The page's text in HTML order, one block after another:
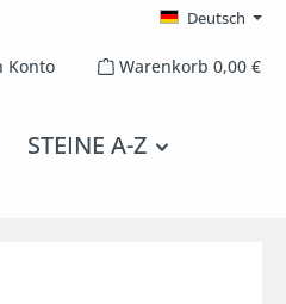
Deutsch
auf dem Merkzettel
Konto Warenkorb 0,00 €
STEINE A-Z